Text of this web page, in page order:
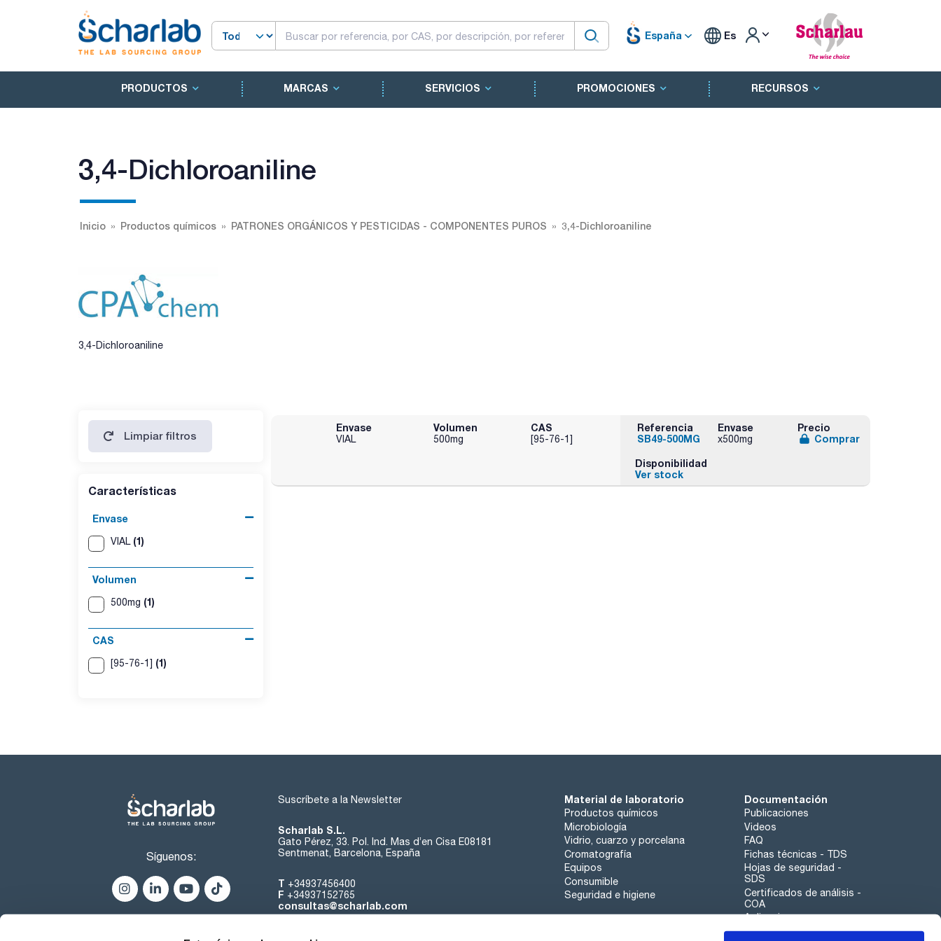
España Es
PRODUCTOS MARCAS SERVICIOS PROMOCIONES RECURSOS
3,4-Dichloroaniline
Inicio Productos químicos PATRONES ORGÁNICOS Y PESTICIDAS - COMPONENTES PUROS 3,4-Dichloroaniline
3,4-Dichloroaniline
Limpiar filtros
Características
Envase
VIAL (1)
Volumen
500mg (1)
CAS
[95-76-1] (1)
Envase
VIAL
Volumen
500mg
CAS
[95-76-1]
Referencia
SB49-500MG
Envase
x500mg
Precio
Comprar
Disponibilidad
Ver stock
Síguenos:
Suscríbete a la Newsletter
Scharlab S.L.
Gato Pérez, 33. Pol. Ind. Mas d’en Cisa E08181
Sentmenat, Barcelona, España
T +34937456400
F +34937152765
consultas@scharlab.com
Material de laboratorio
Productos químicos
Microbiología
Vidrio, cuarzo y porcelana
Cromatografía
Equipos
Consumible
Seguridad e higiene
Documentación
Publicaciones
Videos
FAQ
Fichas técnicas - TDS
Hojas de seguridad -
SDS
Certificados de análisis -
COA
Aplicaciones
Tabla Periódica